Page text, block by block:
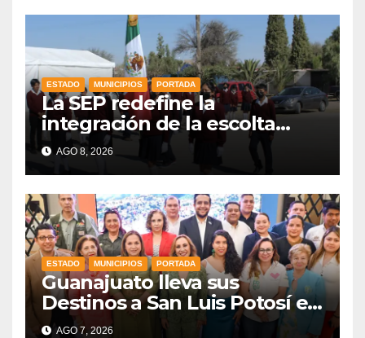
ESTADO MUNICIPIOS PORTADA
La SEP redefine la
integración de la escolta
escolar prioritando la
inclusión
AGO 8, 2026
ESTADO MUNICIPIOS PORTADA
Guanajuato lleva sus
Destinos a San Luis Potosí en
vísperas de la FENAPO
AGO 7, 2026